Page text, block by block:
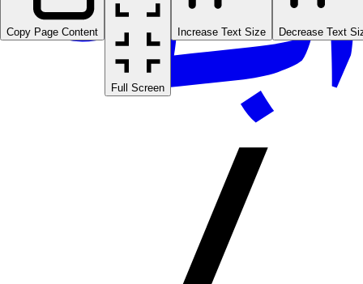
Copy Page Content
Full Screen
Increase Text Size Decrease Text